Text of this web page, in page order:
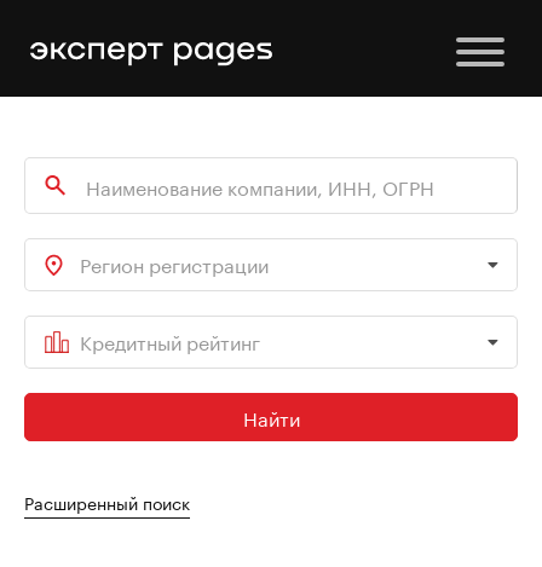
Регион регистрации
Кредитный рейтинг
Найти
Расширенный поиск